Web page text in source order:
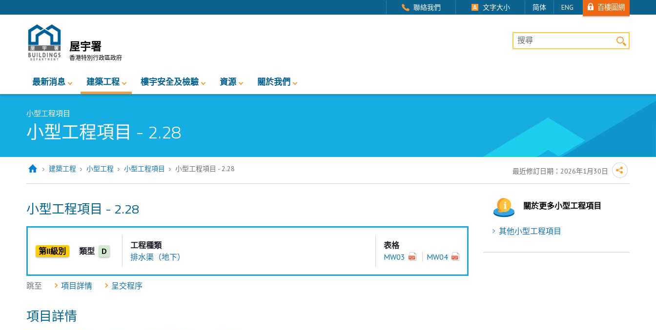
聯絡我們 文字大小 简体 ENG 百樓圖網
屋宇署
香港特別行政區政府
桌上版網站搜尋
最新消息 建築工程 樓宇安全及檢驗 資源 關於我們
小型工程項目
小型工程項目 - 2.28
建築工程 小型工程 小型工程項目 小型工程項目 - 2.28 最近修訂日期：2026年1月30日
小型工程項目 - 2.28
第II級別 類型 D
工程種類
排水渠（地下）
表格
MW03
MW04
跳至 項目詳情 呈交程序
項目詳情
關於更多小型工程項目
其他小型工程項目